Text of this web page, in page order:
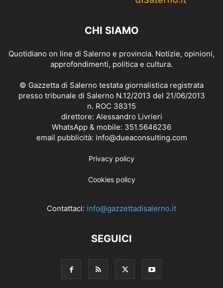
CHI SIAMO
Quotidiano on line di Salerno e provincia. Notizie, opinioni,
approfondimenti, politica e cultura.
© Gazzetta di Salerno testata giornalistica registrata
presso tribunale di Salerno N.12/2013 del 21/06/2013
n. ROC 38315
direttore: Alessandro Livrieri
WhatsApp & mobile: 351.5646236
email pubblicità: info@dueaconsulting.com
Privacy policy
Cookies policy
Contattaci: info@gazzettadisalerno.it
SEGUICI